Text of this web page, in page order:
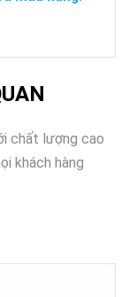
chất lượng cao
khách hàng